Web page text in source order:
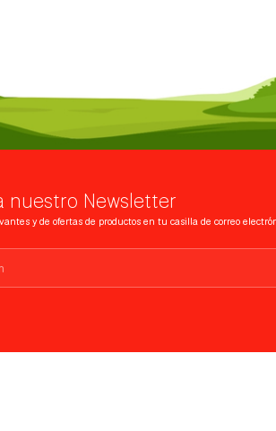
nuestro Newsletter
y de ofertas de productos en tu casilla de correo